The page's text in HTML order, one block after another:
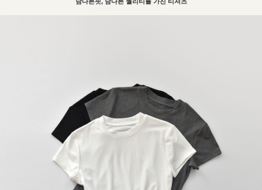
남다른핏, 남다른 퀄리티를 가진 티셔츠